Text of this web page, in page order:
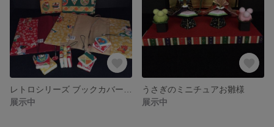
展示中
うさぎのミニチュアお雛様
展示中